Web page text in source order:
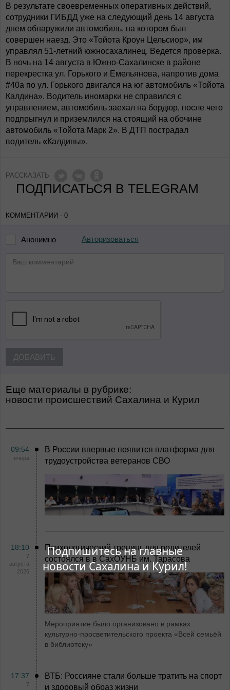
Подпишитесь на главные
новости Сахалина и Курил!
В результате своевременных оперативных действий,
сотрудники ГИБДД уже на следующий день 14 августа
днем обнаружили автомобиль, на котором был
совершен наезд. Это «Тойота Кроун Цельсиор», им
управлял 51-летний южносахалинец. Ведется проверка.
В ночь на 14 августа в Южно-Сахалинске в районе
перекрестка ул. Горького и Емельянова, напротив дома
#40а по ул. Горького двигался на юг автомобиль «Тойота
Калдина». Водитель иномарки не справился с
управлением, автомобиль заехал на бордюр, после чего
подпрыгнул и приземлился на стоящий на обочине
автомобиль «Тойота Марк 2». В ДТП пострадал
водитель «Калдины».
РАССКАЗАТЬ
ПОДПИСАТЬСЯ В TELEGRAM
КОММЕНТАРИИ - 0
Анонимно Авторизоваться
ДОБАВИТЬ
Еще материалы в рубрике:
Новости происшествий Сахалина и Курил
09:54
вчера
В России впервые появится платформа для
трудоустройства ветеранов СВО
18:10
7
августа
2026
Психологический тренинг для родителей
состоялся в в СахОУНБ им. Тарасова
Мероприятие было организовано в рамках
культурно-просветительского проекта «Всей семьёй
в библиотеку»
17:37
7
ВТБ: Россияне стали больше тратить на спорт
и здоровый образ жизни